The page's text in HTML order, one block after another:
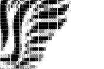
▒███▒ ▒▓▒░▓░░▒▓███▓▒  ▒███████▓▒░   ░░
▒▓░  ░▓██▓░▒▓░░▒░▓▓███▓░ ░▓▓▓▓▒▒░░░   ░▒▓▓▓
▒▓  ▒███▓ ▒   ░▓███▓▒  ▒▓▒░ ░▒▒▒▓▓▓█████▓░
░█  ▒███▓░   ░▓███▓░  ░░░▒▓███████████▓▒
░░▓  ▒████░   ▓███▓░   ▒▓███████▓▓▓▓▒░   ░
░▓░▓  ░▓███▒  ░████▒  ░▓▒░░  ░░░░░░░░░▒▒▓▓▒
▒▓░▒   ▓███▓  ▒███▓  ░░  ░▒▓████████████▓░
▓▓     ▒███▓░ ▒███▒     ▒▓███████████▓▓▒
▒█▒     ░▓███░ ░███▒   ░▓█▓▓▒▒▒▒░░░░░░
░▓█▒      ▒██▓░ ░▓██░  ▒▓▒    ░░░░░▒▒▒
▓██▒      ▒██▓   ▓██░  ░  ▒▓███████▓▒
▒█▓░   ▓██░   ▒▓███▓▓▓▒▒░
▒███▓░     ▒▓░    ▒██▒ ░▓▒░░░░
▓████▓░   ░▒░     ▓██▒  ░▒▓▓█████▓▒
▓▓▓▓▒▒▒░         ▒▓██░ ▒▓▒▒░░░░░░
░░░░░░░░░░░░▒▓███▓░░░ ░▒▒▒▒▒▒▒░
░▓▓▓▓▓▓▓▓██████████░ ▒▓█████▓▓▒░
▒█▓░ ░░▒▒▒▒░    ░░▒▒▒▒▒░▒▓█▓▓▒░
▒▓▓░░ ▒▓█████▓▓░   ░  ░▒▓▓▒▒░░░▒▒▒░